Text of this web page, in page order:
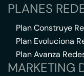
PLANES
Plan Construye
Plan Evoluciona
Plan Avanza
MARKETING